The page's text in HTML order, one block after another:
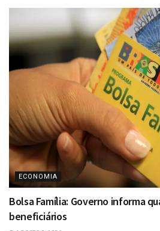
ECONOMIA
Bolsa Família: Governo informa
beneficiários